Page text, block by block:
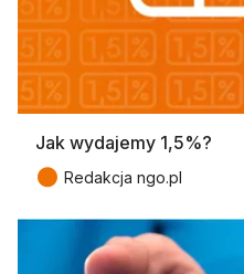
Jak wydajemy 1,5%?
● Redakcja ngo.pl